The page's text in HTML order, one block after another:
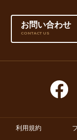
お問い合わせ
CONTACT US
利用規約